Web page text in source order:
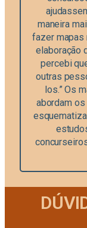
maneira
fazer mapas
elaboração
percebi
outras
los.” Os
abordam